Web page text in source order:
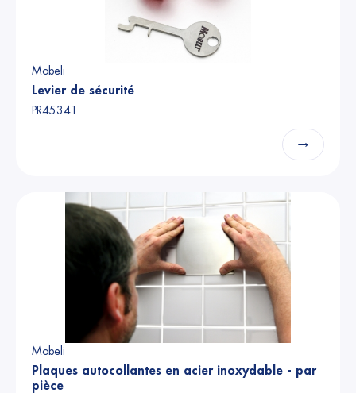
Mobeli
Levier de sécurité
PR45341
→
Mobeli
Plaques autocollantes en acier inoxydable - par
pièce